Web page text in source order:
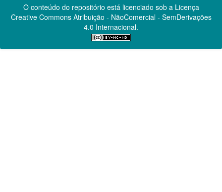
O conteúdo do repositório está licenciado sob a Licença
Creative CommonsAtribuição - NãoComercial - SemDerivações
4.0 Internacional.